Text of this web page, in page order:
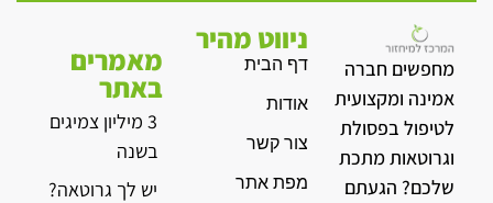
מחפשים חברה
אמינה ומקצועית
לטיפול בפסולת
וגרוטאות מתכת
שלכם? הגעתם
ניווט מהיר
דף הבית
אודות
צור קשר
מפת אתר
מאמרים
באתר
3 מיליון צמיגים
בשנה
יש לך גרוטאה?